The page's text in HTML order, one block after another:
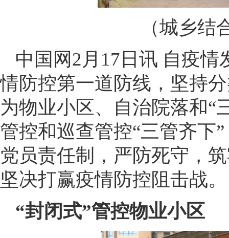
（城乡结
中国网2月17日讯 自疫
情防控第一道防线，坚持
为物业小区、自治院落和“
管控和巡查管控“三管齐下
党员责任制，严防死守，
坚决打赢疫情防控阻击战。
“封闭式”管控物业小区